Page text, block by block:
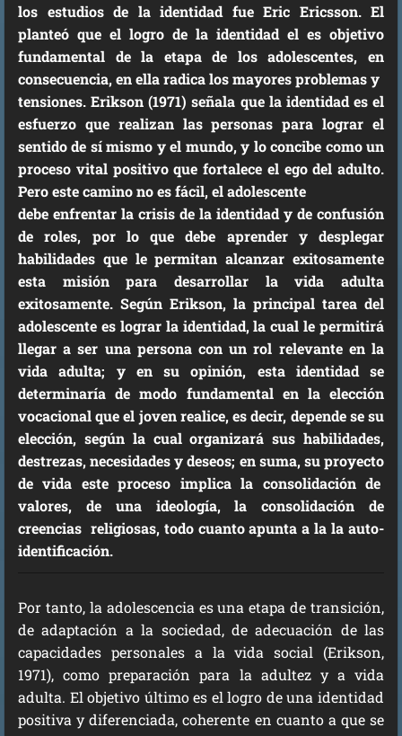
los estudios de la identidad fue Eric Ericsson. El
planteó que el logro de la identidad el es objetivo
fundamental de la etapa de los adolescentes, en
consecuencia, en ella radica los mayores problemas y
tensiones. Erikson (1971) señala que la identidad es el
esfuerzo que realizan las personas para lograr el
sentido de sí mismo y el mundo, y lo concibe como un
proceso vital positivo que fortalece el ego del adulto.
Pero este camino no es fácil, el adolescente
debe enfrentar la crisis de la identidad y de confusión
de roles, por lo que debe aprender y desplegar
habilidades que le permitan alcanzar exitosamente
esta misión para desarrollar la vida adulta
exitosamente. Según Erikson, la principal tarea del
adolescente es lograr la identidad, la cual le permitirá
llegar a ser una persona con un rol relevante en la
vida adulta; y en su opinión, esta identidad se
determinaría de modo fundamental en la elección
vocacional que el joven realice, es decir, depende se su
elección, según la cual organizará sus habilidades,
destrezas, necesidades y deseos; en suma, su proyecto
de vida este proceso implica la consolidación de
valores, de una ideología, la consolidación de
creencias religiosas, todo cuanto apunta a la la auto-
identificación.
Por tanto, la adolescencia es una etapa de transición,
de adaptación a la sociedad, de adecuación de las
capacidades personales a la vida social (Erikson,
1971), como preparación para la adultez y a vida
adulta. El objetivo último es el logro de una identidad
positiva y diferenciada, coherente en cuanto a que se